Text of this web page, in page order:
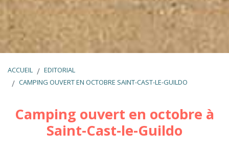
ACCUEIL
EDITORIAL
CAMPING OUVERT EN OCTOBRE SAINT-CAST-LE-GUILDO
Camping ouvert en octobre à
Saint-Cast-le-Guildo